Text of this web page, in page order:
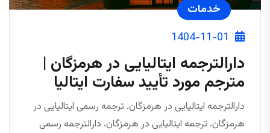
خدمات
1404-11-01
دارالترجمه ایتالیایی در هرمزگان |
مترجم مورد تأیید سفارت ایتالیا
دارالترجمه ایتالیایی در هرمزگان. ترجمه رسمی ایتالیایی در
هرمزگان. ترجمه ایتالیایی در هرمزگان. دارالترجمه رسمی